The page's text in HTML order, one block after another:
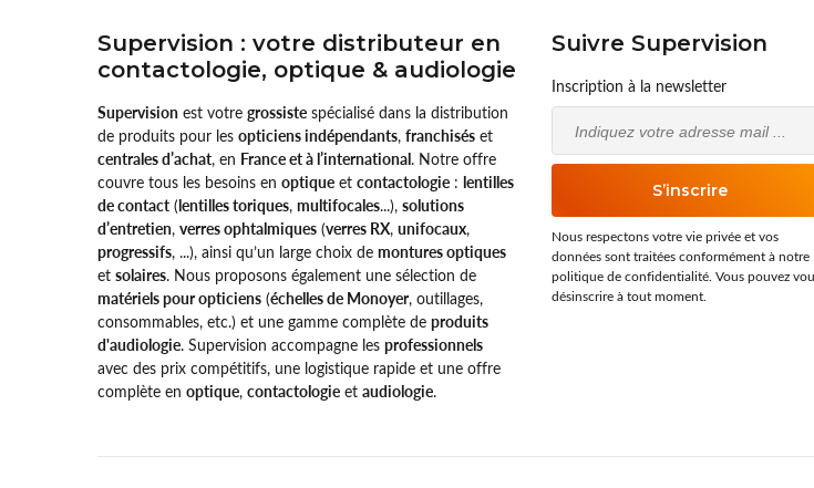
Supervision : votre distributeur en
contactologie, optique & audiologie
Supervision est votre grossiste spécialisé dans la distribution
de produits pour les opticiens indépendants, franchisés et
centrales d’achat, en France et à l’international. Notre offre
couvre tous les besoins en optique et contactologie : lentilles
de contact (lentilles toriques, multifocales...), solutions
d’entretien, verres ophtalmiques (verres RX, unifocaux,
progressifs, ...), ainsi qu’un large choix de montures optiques
et solaires. Nous proposons également une sélection de
matériels pour opticiens (échelles de Monoyer, outillages,
consommables, etc.) et une gamme complète de produits
d'audiologie. Supervision accompagne les professionnels
avec des prix compétitifs, une logistique rapide et une offre
complète en optique, contactologie et audiologie.
Suivre Supervision
Inscription à la newsletter
Email
S’inscrire
Nous respectons votre vie privée et vos
données sont traitées conformément à notre
politique de confidentialité. Vous pouvez
désinscrire à tout moment.